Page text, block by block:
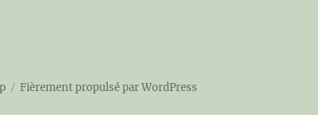
Fièrement propulsé par WordPress